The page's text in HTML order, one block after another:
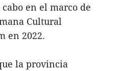
en el marco de
Cultural
en 2022.
la provincia